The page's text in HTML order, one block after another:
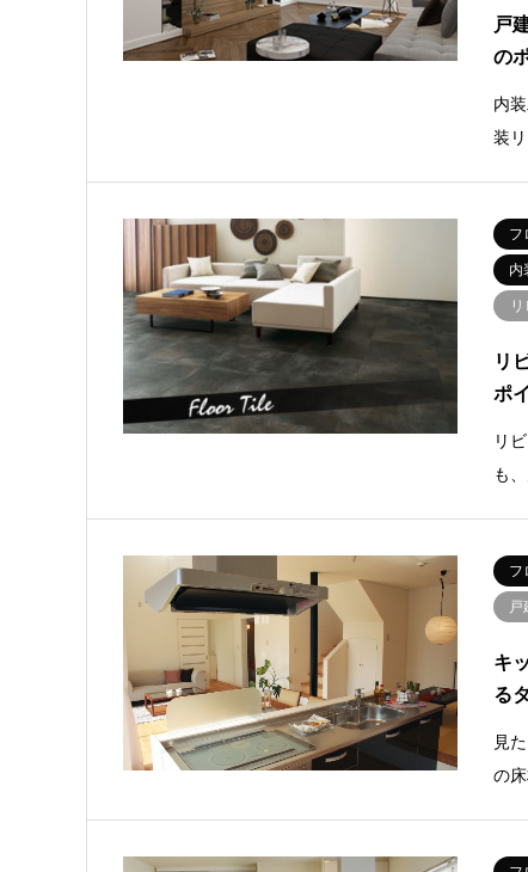
戸
の
内
装
フ
内
リ
ポ
リ
も
フ
戸
キ
る
見
の